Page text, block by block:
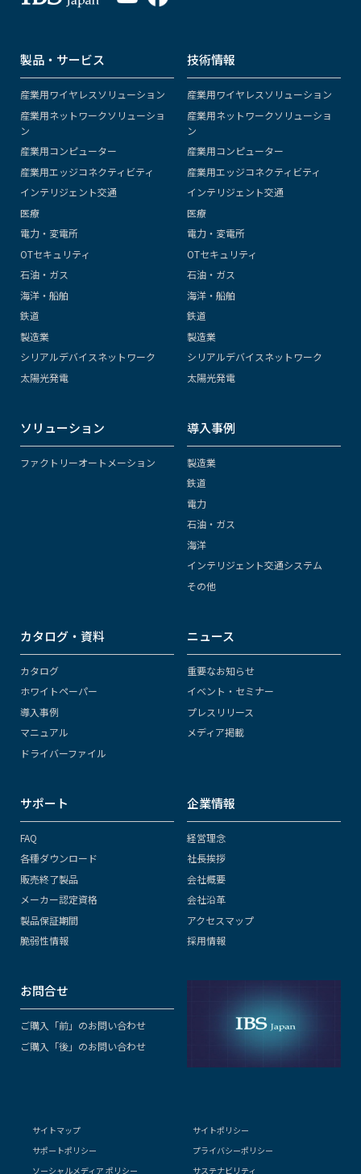
製品・サービス
産業用ワイヤレスソリューション
産業用ネットワークソリューショ
ン
産業用コンピューター
産業用エッジコネクティビティ
インテリジェント交通
医療
電力・変電所
OTセキュリティ
石油・ガス
海洋・船舶
鉄道
製造業
シリアルデバイスネットワーク
太陽光発電
技術情報
産業用ワイヤレスソリューション
産業用ネットワークソリューショ
ン
産業用コンピューター
産業用エッジコネクティビティ
インテリジェント交通
医療
電力・変電所
OTセキュリティ
石油・ガス
海洋・船舶
鉄道
製造業
シリアルデバイスネットワーク
太陽光発電
ソリューション
ファクトリーオートメーション
導入事例
製造業
鉄道
電力
石油・ガス
海洋
インテリジェント交通システム
その他
カタログ・資料
カタログ
ホワイトペーパー
導入事例
マニュアル
ドライバーファイル
ニュース
重要なお知らせ
イベント・セミナー
プレスリリース
メディア掲載
サポート
FAQ
各種ダウンロード
販売終了製品
メーカー認定資格
製品保証期間
脆弱性情報
企業情報
経営理念
社長挨拶
会社概要
会社沿革
アクセスマップ
採用情報
お問合せ
ご購入「前」のお問い合わせ
ご購入「後」のお問い合わせ
サイトマップ
サイトポリシー
サポートポリシー
プライバシーポリシー
ソーシャルメディア ポリシー
サステナビリティ